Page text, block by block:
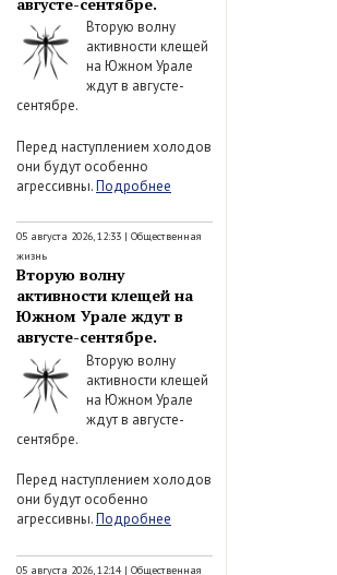
Вторую волну
активности клещей
на Южном Урале
ждут в августе-
сентябре.
Перед наступлением холодов
они будут особенно
агрессивны.Подробнее
05 августа 2026, 12:33 | Общественная
жизнь
Вторую волну
активности клещей на
Южном Урале ждут в
августе-сентябре.
Вторую волну
активности клещей
на Южном Урале
ждут в августе-
сентябре.
Перед наступлением холодов
они будут особенно
агрессивны.Подробнее
05 августа 2026, 12:14 | Общественная